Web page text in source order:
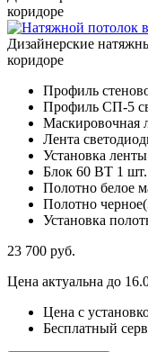
коридоре
Дизайнерские
коридоре
Профиль
Профиль СП-5
Маскировочная
Лента
Установка ленты
Блок 60 ВТ 1 шт.
Полотно белое
Полотно
Установка
23 700 руб.
Цена актуальна до
Цена с
Бесплатный